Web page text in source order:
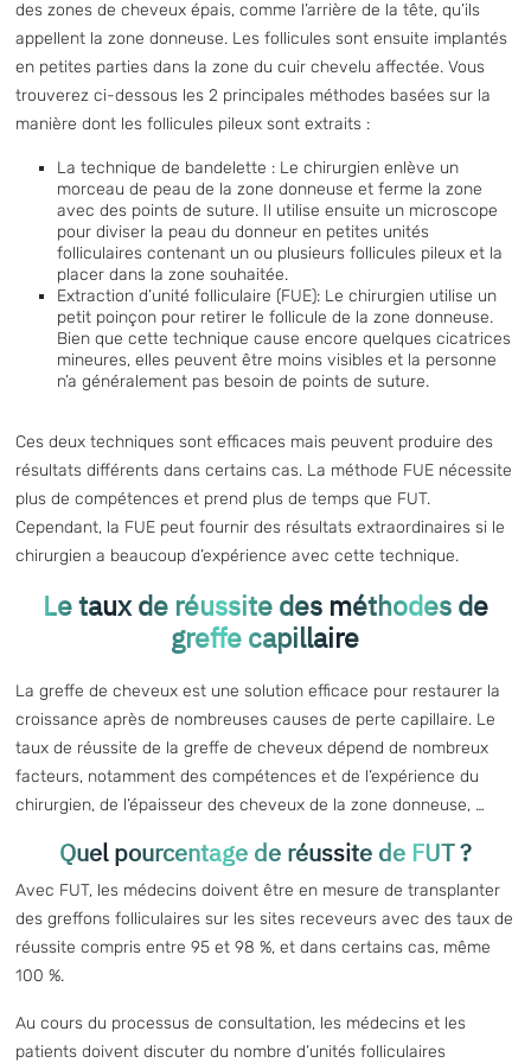
des zones de cheveux épais, comme l’arrière de la tête, qu’ils
appellent la zone donneuse. Les follicules sont ensuite implantés
en petites parties dans la zone du cuir chevelu affectée. Vous
trouverez ci-dessous les 2 principales méthodes basées sur la
manière dont les follicules pileux sont extraits :
La technique de bandelette : Le chirurgien enlève un
morceau de peau de la zone donneuse et ferme la zone
avec des points de suture. Il utilise ensuite un microscope
pour diviser la peau du donneur en petites unités
folliculaires contenant un ou plusieurs follicules pileux et la
placer dans la zone souhaitée.
Extraction d’unité folliculaire (FUE): Le chirurgien utilise un
petit poinçon pour retirer le follicule de la zone donneuse.
Bien que cette technique cause encore quelques cicatrices
mineures, elles peuvent être moins visibles et la personne
n’a généralement pas besoin de points de suture.
Ces deux techniques sont efficaces mais peuvent produire des
résultats différents dans certains cas. La méthode FUE nécessite
plus de compétences et prend plus de temps que FUT.
Cependant, la FUE peut fournir des résultats extraordinaires si le
chirurgien a beaucoup d’expérience avec cette technique.
Le taux de réussite des méthodes de
greffe capillaire
La greffe de cheveux est une solution efficace pour restaurer la
croissance après de nombreuses causes de perte capillaire. Le
taux de réussite de la greffe de cheveux dépend de nombreux
facteurs, notamment des compétences et de l’expérience du
chirurgien, de l’épaisseur des cheveux de la zone donneuse, …
Quel pourcentage de réussite de FUT ?
Avec FUT, les médecins doivent être en mesure de transplanter
des greffons folliculaires sur les sites receveurs avec des taux de
réussite compris entre 95 et 98 %, et dans certains cas, même
100 %.
Au cours du processus de consultation, les médecins et les
patients doivent discuter du nombre d’unités folliculaires